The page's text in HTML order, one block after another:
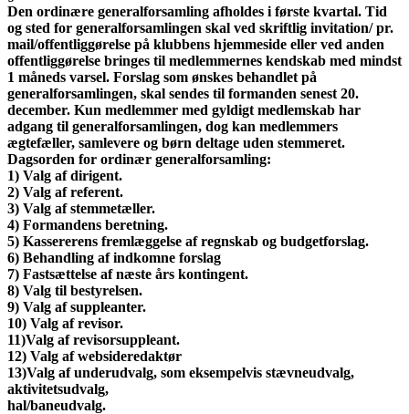
Den ordinære generalforsamling afholdes i første kvartal. Tid
og sted for generalforsamlingen skal ved skriftlig invitation/ pr.
mail/offentliggørelse på klubbens hjemmeside eller ved anden
offentliggørelse bringes til medlemmernes kendskab med mindst
1 måneds varsel. Forslag som ønskes behandlet på
generalforsamlingen, skal sendes til formanden senest 20.
december. Kun medlemmer med gyldigt medlemskab har
adgang til generalforsamlingen, dog kan medlemmers
ægtefæller, samlevere og børn deltage uden stemmeret.
Dagsorden for ordinær generalforsamling:
1) Valg af dirigent.
2) Valg af referent.
3) Valg af stemmetæller.
4) Formandens beretning.
5) Kassererens fremlæggelse af regnskab og budgetforslag.
6) Behandling af indkomne forslag
7) Fastsættelse af næste års kontingent.
8) Valg til bestyrelsen.
9) Valg af suppleanter.
10) Valg af revisor.
11)Valg af revisorsuppleant.
12) Valg af websideredaktør
13)Valg af underudvalg, som eksempelvis stævneudvalg,
aktivitetsudvalg,
hal/baneudvalg.